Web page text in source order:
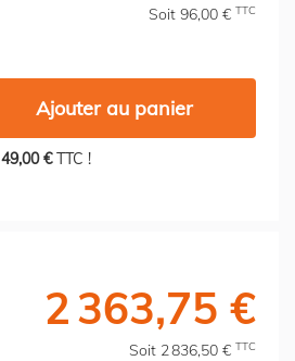
Soit 96,00 € TTC
Ajouter au panier
49,00 €TTC !
2 363,75 €
Soit 2 836,50 € TTC